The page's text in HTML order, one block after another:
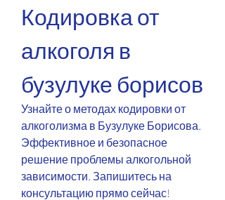
Кодировка от
алкоголя в
бузулуке борисов
Узнайте о методах кодировки от
алкоголизма в Бузулуке Борисова.
Эффективное и безопасное
решение проблемы алкогольной
зависимости. Запишитесь на
консультацию прямо сейчас!